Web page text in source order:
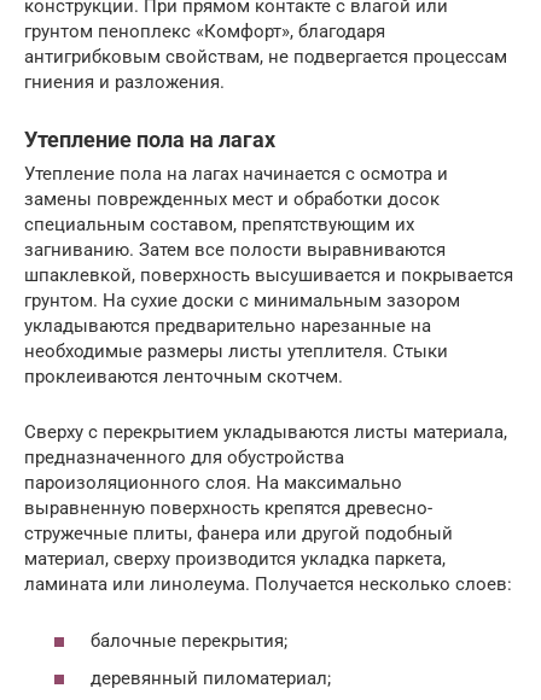
конструкции. При прямом контакте с влагой или
грунтом пеноплекс «Комфорт», благодаря
антигрибковым свойствам, не подвергается процессам
гниения и разложения.
Утепление пола на лагах
Утепление пола на лагах начинается с осмотра и
замены поврежденных мест и обработки досок
специальным составом, препятствующим их
загниванию. Затем все полости выравниваются
шпаклевкой, поверхность высушивается и покрывается
грунтом. На сухие доски с минимальным зазором
укладываются предварительно нарезанные на
необходимые размеры листы утеплителя. Стыки
проклеиваются ленточным скотчем.
Сверху с перекрытием укладываются листы материала,
предназначенного для обустройства
пароизоляционного слоя. На максимально
выравненную поверхность крепятся древесно-
стружечные плиты, фанера или другой подобный
материал, сверху производится укладка паркета,
ламината или линолеума. Получается несколько слоев:
балочные перекрытия;
деревянный пиломатериал;